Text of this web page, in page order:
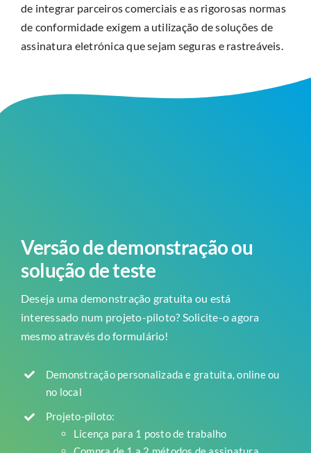
de integrar parceiros comerciais e as rigorosas normas
de conformidade exigem a utilização de soluções de
assinatura eletrónica que sejam seguras e rastreáveis.
Versão de demonstração ou
solução de teste
Deseja uma demonstração gratuita ou está
interessado num projeto-piloto? Solicite-o agora
mesmo através do formulário!
Demonstração personalizada e gratuita, online ou
no local
Projeto-piloto:
Licença para 1 posto de trabalho